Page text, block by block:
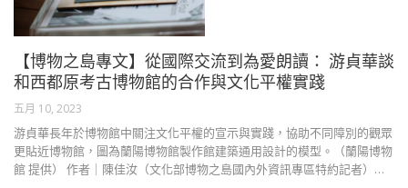
【博物之島專文】從國際交流到為愛朗讀： 游貞華談
和西都原考古博物館的合作與文化平權實踐
五月 10, 2023
游貞華長年於博物館中關注文化平權的宣示與實踐，協助不同障別的觀眾
更貼近博物館，圖為蘭陽博物館製作館建築通用設計的模型。（蘭陽博物
館 提供） 作者｜陳佳汝（文化部博物之島國內外資訊專區特約記者）…